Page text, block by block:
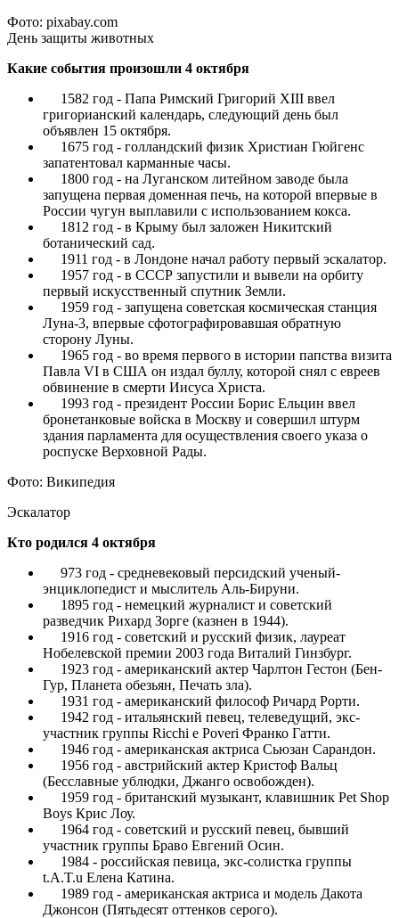
Фото: pixabay.com
День защиты животных
Какие события произошли 4 октября
1582 год - Папа Римский Григорий XIII ввел
григорианский календарь, следующий день был
объявлен 15 октября.
1675 год - голландский физик Христиан Гюйгенс
запатентовал карманные часы.
1800 год - на Луганском литейном заводе была
запущена первая доменная печь, на которой впервые в
России чугун выплавили с использованием кокса.
1812 год - в Крыму был заложен Никитский
ботанический сад.
1911 год - в Лондоне начал работу первый эскалатор.
1957 год - в СССР запустили и вывели на орбиту
первый искусственный спутник Земли.
1959 год - запущена советская космическая станция
Луна-3, впервые сфотографировавшая обратную
сторону Луны.
1965 год - во время первого в истории папства визита
Павла VI в США он издал буллу, которой снял с евреев
обвинение в смерти Иисуса Христа.
1993 год - президент России Борис Ельцин ввел
бронетанковые войска в Москву и совершил штурм
здания парламента для осуществления своего указа о
роспуске Верховной Рады.
Фото: Википедия
Эскалатор
Кто родился 4 октября
973 год - средневековый персидский ученый-
энциклопедист и мыслитель Аль-Бируни.
1895 год - немецкий журналист и советский
разведчик Рихард Зорге (казнен в 1944).
1916 год - советский и русский физик, лауреат
Нобелевской премии 2003 года Виталий Гинзбург.
1923 год - американский актер Чарлтон Гестон (Бен-
Гур, Планета обезьян, Печать зла).
1931 год - американский философ Ричард Рорти.
1942 год - итальянский певец, телеведущий, экс-
участник группы Ricchi e Poveri Франко Гатти.
1946 год - американская актриса Сьюзан Сарандон.
1956 год - австрийский актер Кристоф Вальц
(Бесславные ублюдки, Джанго освобожден).
1959 год - британский музыкант, клавишник Pet Shop
Boys Крис Лоу.
1964 год - советский и русский певец, бывший
участник группы Браво Евгений Осин.
1984 - российская певица, экс-солистка группы
t.A.T.u Елена Катина.
1989 год - американская актриса и модель Дакота
Джонсон (Пятьдесят оттенков серого).